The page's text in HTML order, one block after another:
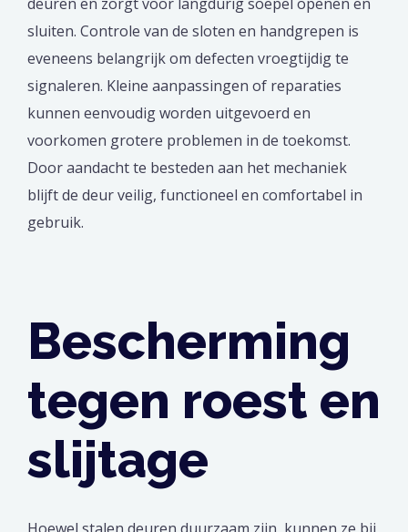
sluiten. Controle van de sloten en handgrepen is
eveneens belangrijk om defecten vroegtijdig te
signaleren. Kleine aanpassingen of reparaties
kunnen eenvoudig worden uitgevoerd en
voorkomen grotere problemen in de toekomst.
Door aandacht te besteden aan het mechaniek
blijft de deur veilig, functioneel en comfortabel in
gebruik.
Bescherming
tegen roest en
slijtage
Hoewel stalen deuren duurzaam zijn, kunnen ze bij